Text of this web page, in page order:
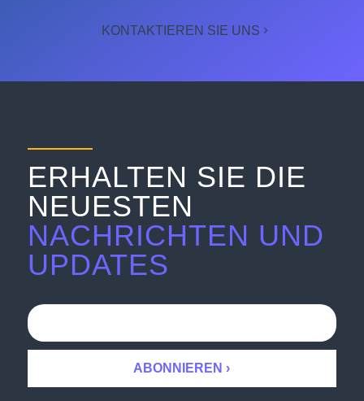
KONTAKTIEREN SIE UNS
ERHALTEN SIE DIE
NEUESTEN
NACHRICHTEN UND
UPDATES